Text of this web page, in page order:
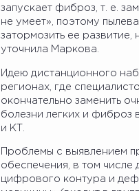
запускает фиброз, т. е.
не умеет», поэтому
затормозить ее развитие,
уточнила Маркова.
Идею дистанционного
регионах, где
окончательно заменить
болезни легких и фиброз
и КТ.
Проблемы с выявлением
обеспечения, в том числе
цифрового контура и